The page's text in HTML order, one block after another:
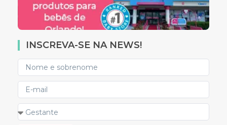
INSCREVA-SE NA NEWS!